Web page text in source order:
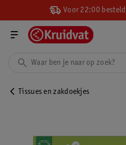
Voor 22:00
Tissues en zakdoekjes